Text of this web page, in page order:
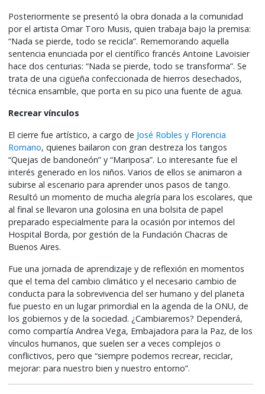
Posteriormente se presentó la obra donada a la comunidad
por el artista Omar Toro Musis, quien trabaja bajo la premisa:
“Nada se pierde, todo se recicla”. Rememorando aquella
sentencia enunciada por el científico francés Antoine Lavoisier
hace dos centurias: “Nada se pierde, todo se transforma”. Se
trata de una cigüeña confeccionada de hierros desechados,
técnica ensamble, que porta en su pico una fuente de agua.
Recrear vínculos
El cierre fue artístico, a cargo de José Robles y Florencia
Romano, quienes bailaron con gran destreza los tangos
“Quejas de bandoneón” y “Mariposa”. Lo interesante fue el
interés generado en los niños. Varios de ellos se animaron a
subirse al escenario para aprender unos pasos de tango.
Resultó un momento de mucha alegría para los escolares, que
al final se llevaron una golosina en una bolsita de papel
preparado especialmente para la ocasión por internos del
Hospital Borda, por gestión de la Fundación Chacras de
Buenos Aires.
Fue una jornada de aprendizaje y de reflexión en momentos
que el tema del cambio climático y el necesario cambio de
conducta para la sobrevivencia del ser humano y del planeta
fue puesto en un lugar primordial en la agenda de la ONU, de
los gobiernos y de la sociedad. ¿Cambiaremos? Dependerá,
como compartía Andrea Vega, Embajadora para la Paz, de los
vínculos humanos, que suelen ser a veces complejos o
conflictivos, pero que “siempre podemos recrear, reciclar,
mejorar: para nuestro bien y nuestro entorno”.